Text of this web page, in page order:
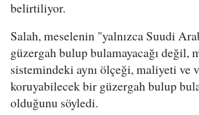
belirtiliyor.
Salah, meselenin "yalnızca Suudi
güzergah bulup bulamayacağı değil,
sistemindeki aynı ölçeği, maliyeti
koruyabilecek bir güzergah bulup
olduğunu söyledi.